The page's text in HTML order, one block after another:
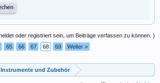
oder registriert sein, um Beiträge verfassen zu können. )
65 66 67 68 69 Weiter >
Instrumente und Zubehör